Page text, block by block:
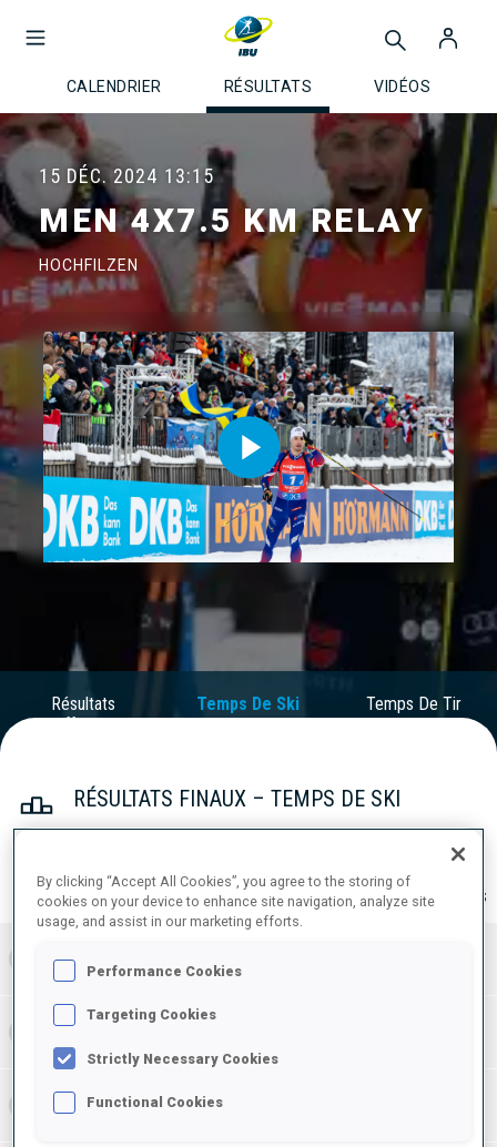
CALENDRIER RÉSULTATS VIDÉOS
15 DÉC. 2024 13:15
MEN 4X7.5 KM RELAY
HOCHFILZEN
Play
Video
Résultats
Officiels
Temps De Ski Temps De Tir
RÉSULTATS FINAUX – TEMPS DE SKI
RÉSULTATS
FRA
By clicking “Accept All Cookies”, you agree to the storing of
cookies on your device to enhance site navigation, analyze site
usage, and assist in our marketing efforts.
Performance Cookies
Targeting Cookies
Strictly Necessary Cookies
Functional Cookies